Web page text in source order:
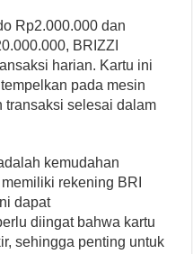
Rp2.000.000 dan
BRIZZI
harian. Kartu ini
pada mesin
transaksi selesai dalam
kemudahan
rekening BRI
dapat
diingat bahwa kartu
sehingga penting untuk